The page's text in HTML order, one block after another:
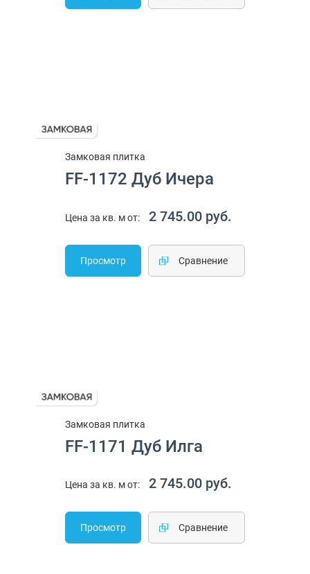
Замковая плитка
FF-1172 Дуб Ичера
Цена за кв. м от: 2 745.00 руб.
Просмотр Cравнение
Замковая плитка
FF-1171 Дуб Илга
Цена за кв. м от: 2 745.00 руб.
Просмотр Cравнение